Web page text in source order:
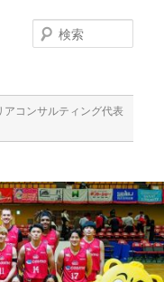
コンサルティング代表
索